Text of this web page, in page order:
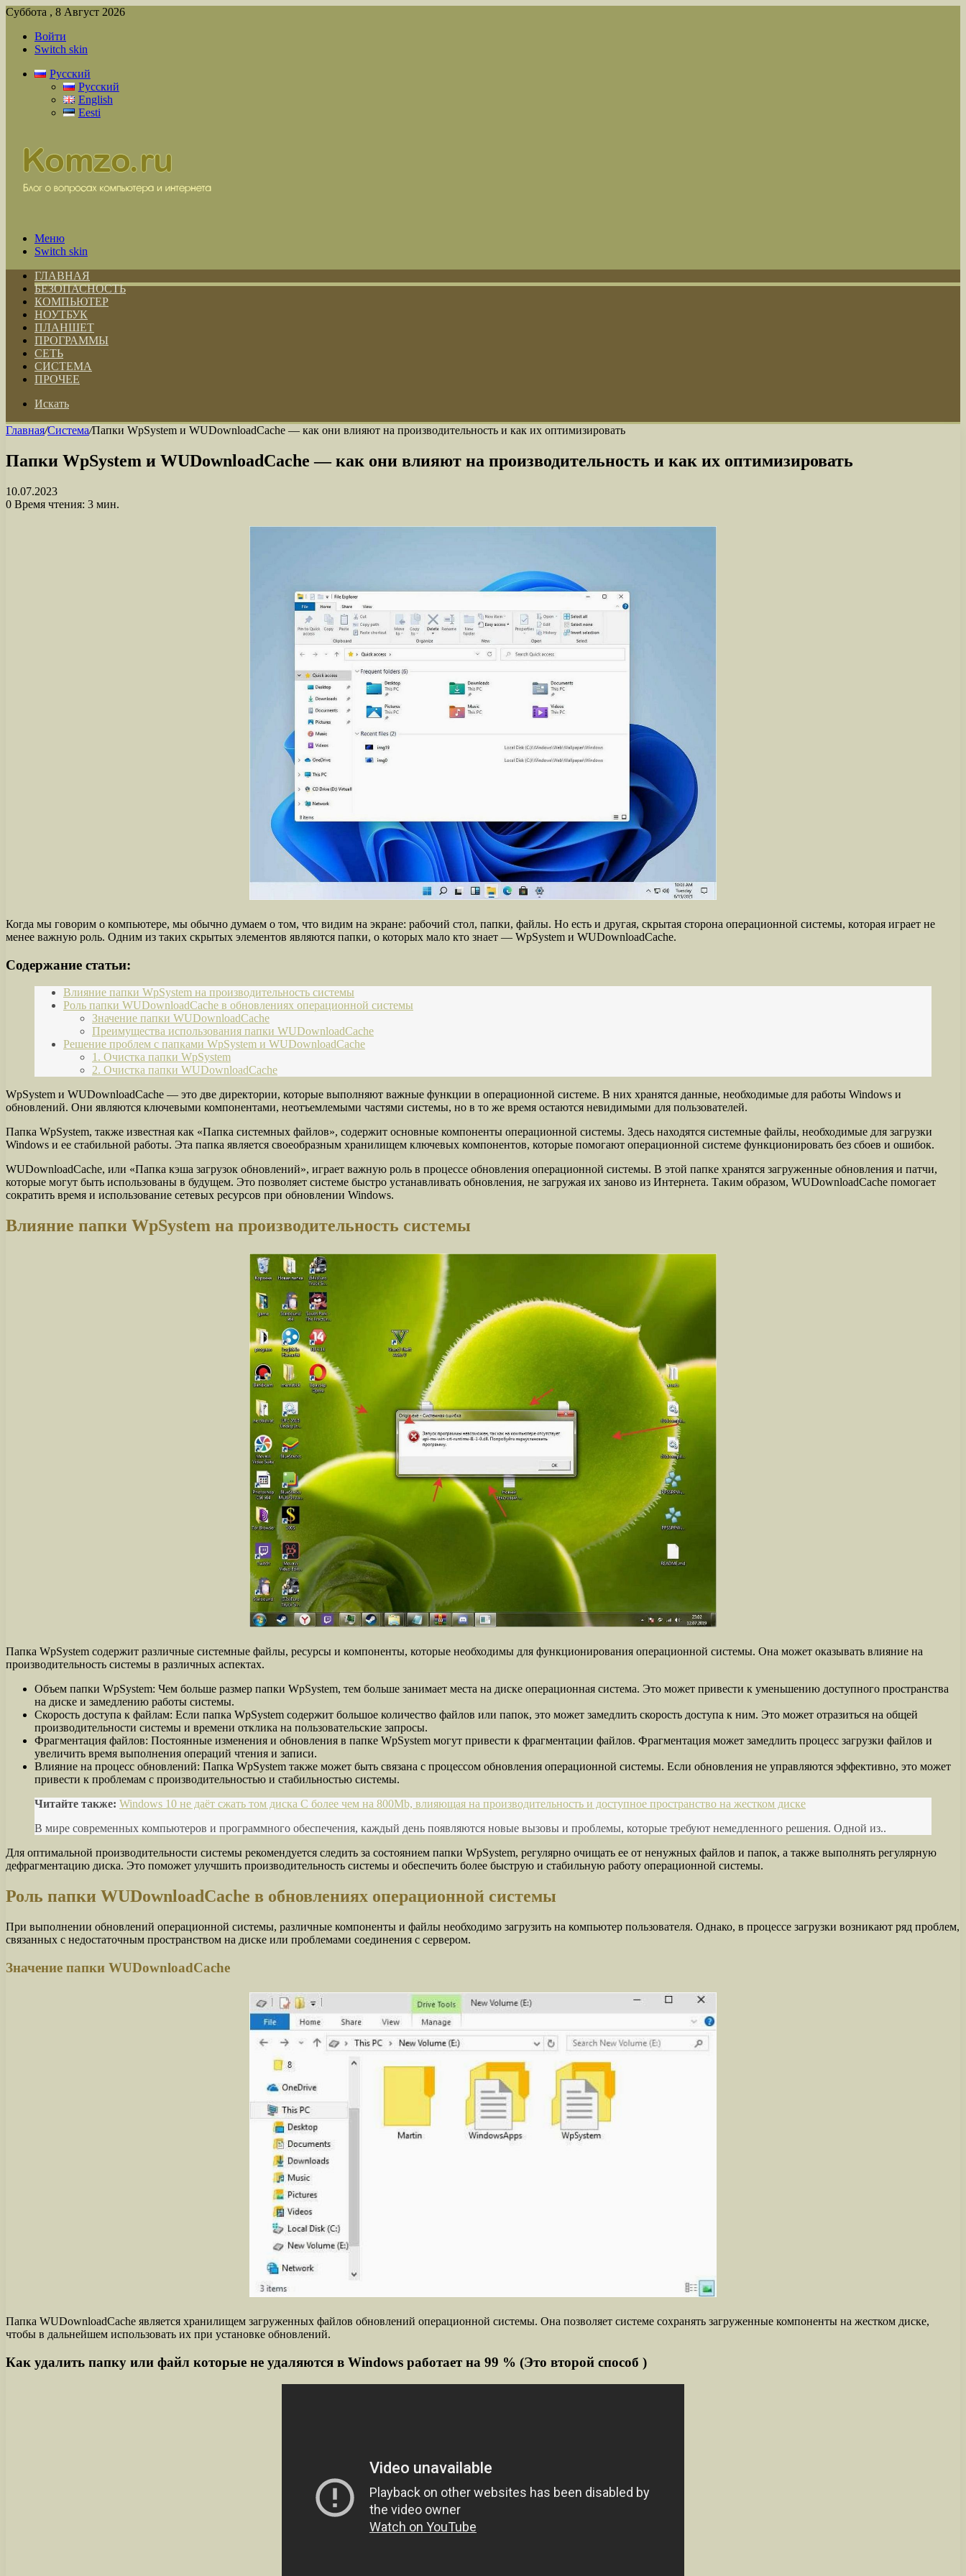
Суббота , 8 Август 2026
Войти
Switch skin
Русский
Русский
English
Eesti
Меню
Switch skin
ГЛАВНАЯ
БЕЗОПАСНОСТЬ
КОМПЬЮТЕР
НОУТБУК
ПЛАНШЕТ
ПРОГРАММЫ
СЕТЬ
СИСТЕМА
ПРОЧЕЕ
Искать
Главная/Система/Папки WpSystem и WUDownloadCache — как они влияют на производительность и как их оптимизировать
Папки WpSystem и WUDownloadCache — как они влияют на производительность и как их оптимизировать
10.07.2023
0 Время чтения: 3 мин.
Когда мы говорим о компьютере, мы обычно думаем о том, что видим на экране: рабочий стол, папки, файлы. Но есть и другая, скрытая сторона операционной системы, которая играет не
менее важную роль. Одним из таких скрытых элементов являются папки, о которых мало кто знает — WpSystem и WUDownloadCache.
Содержание статьи:
Влияние папки WpSystem на производительность системы
Роль папки WUDownloadCache в обновлениях операционной системы
Значение папки WUDownloadCache
Преимущества использования папки WUDownloadCache
Решение проблем с папками WpSystem и WUDownloadCache
1. Очистка папки WpSystem
2. Очистка папки WUDownloadCache
WpSystem и WUDownloadCache — это две директории, которые выполняют важные функции в операционной системе. В них хранятся данные, необходимые для работы Windows и
обновлений. Они являются ключевыми компонентами, неотъемлемыми частями системы, но в то же время остаются невидимыми для пользователей.
Папка WpSystem, также известная как «Папка системных файлов», содержит основные компоненты операционной системы. Здесь находятся системные файлы, необходимые для загрузки
Windows и ее стабильной работы. Эта папка является своеобразным хранилищем ключевых компонентов, которые помогают операционной системе функционировать без сбоев и ошибок.
WUDownloadCache, или «Папка кэша загрузок обновлений», играет важную роль в процессе обновления операционной системы. В этой папке хранятся загруженные обновления и патчи,
которые могут быть использованы в будущем. Это позволяет системе быстро устанавливать обновления, не загружая их заново из Интернета. Таким образом, WUDownloadCache помогает
сократить время и использование сетевых ресурсов при обновлении Windows.
Влияние папки WpSystem на производительность системы
Папка WpSystem содержит различные системные файлы, ресурсы и компоненты, которые необходимы для функционирования операционной системы. Она может оказывать влияние на
производительность системы в различных аспектах.
Объем папки WpSystem: Чем больше размер папки WpSystem, тем больше занимает места на диске операционная система. Это может привести к уменьшению доступного пространства
на диске и замедлению работы системы.
Скорость доступа к файлам: Если папка WpSystem содержит большое количество файлов или папок, это может замедлить скорость доступа к ним. Это может отразиться на общей
производительности системы и времени отклика на пользовательские запросы.
Фрагментация файлов: Постоянные изменения и обновления в папке WpSystem могут привести к фрагментации файлов. Фрагментация может замедлить процесс загрузки файлов и
увеличить время выполнения операций чтения и записи.
Влияние на процесс обновлений: Папка WpSystem также может быть связана с процессом обновления операционной системы. Если обновления не управляются эффективно, это может
привести к проблемам с производительностью и стабильностью системы.
Читайте также: Windows 10 не даёт сжать том диска C более чем на 800Mb, влияющая на производительность и доступное пространство на жестком диске
В мире современных компьютеров и программного обеспечения, каждый день появляются новые вызовы и проблемы, которые требуют немедленного решения. Одной из..
Для оптимальной производительности системы рекомендуется следить за состоянием папки WpSystem, регулярно очищать ее от ненужных файлов и папок, а также выполнять регулярную
дефрагментацию диска. Это поможет улучшить производительность системы и обеспечить более быструю и стабильную работу операционной системы.
Роль папки WUDownloadCache в обновлениях операционной системы
При выполнении обновлений операционной системы, различные компоненты и файлы необходимо загрузить на компьютер пользователя. Однако, в процессе загрузки возникают ряд проблем,
связанных с недостаточным пространством на диске или проблемами соединения с сервером.
Значение папки WUDownloadCache
Папка WUDownloadCache является хранилищем загруженных файлов обновлений операционной системы. Она позволяет системе сохранять загруженные компоненты на жестком диске,
чтобы в дальнейшем использовать их при установке обновлений.
Как удалить папку или файл которые не удаляются в Windows работает на 99 % (Это второй способ )